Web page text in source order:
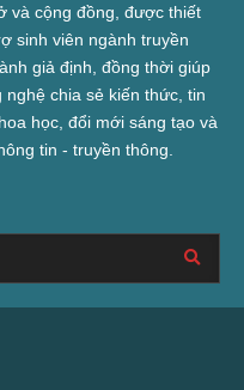
và cộng đồng, được thiết
sinh viên ngành truyền
giả định, đồng thời giúp
chia sẻ kiến thức, tin
học, đổi mới sáng tạo và
tin - truyền thông.